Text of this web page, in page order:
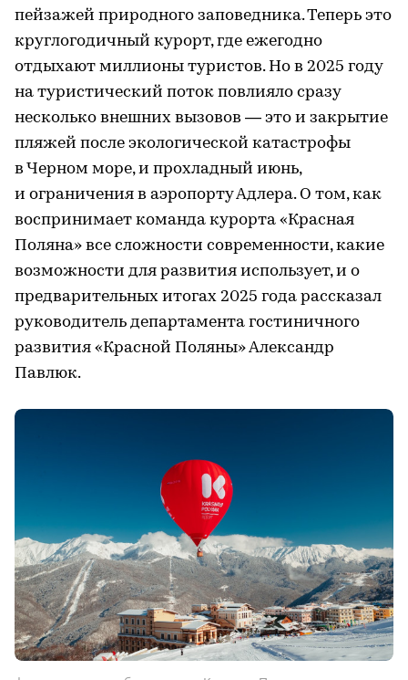
пейзажей природного заповедника. Теперь это
круглогодичный курорт, где ежегодно
отдыхают миллионы туристов. Но в 2025 году
на туристический поток повлияло сразу
несколько внешних вызовов — это и закрытие
пляжей после экологической катастрофы
в Черном море, и прохладный июнь,
и ограничения в аэропорту Адлера. О том, как
воспринимает команда курорта «Красная
Поляна» все сложности современности, какие
возможности для развития использует, и о
предварительных итогах 2025 года рассказал
руководитель департамента гостиничного
развития «Красной Поляны» Александр
Павлюк.